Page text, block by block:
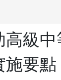
高級
施要點